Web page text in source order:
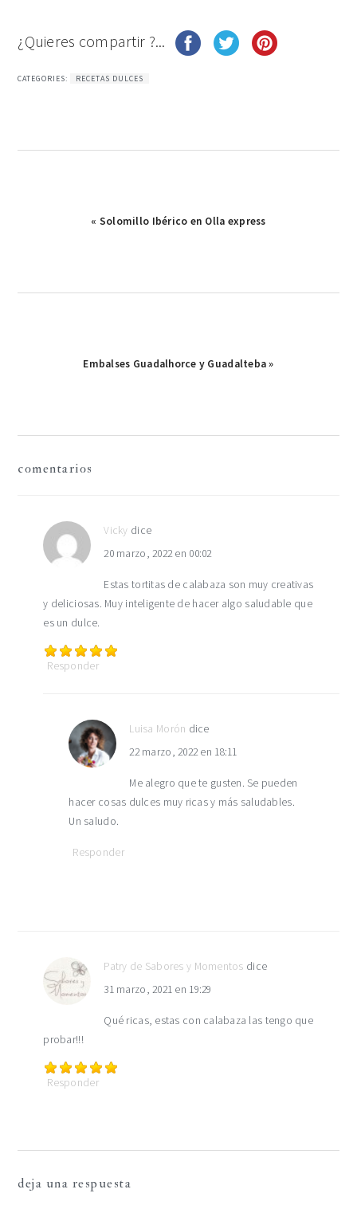
¿Quieres compartir ?...
CATEGORIES: RECETAS DULCES
Publicación
« Solomillo Ibérico en Olla express
Publicación
Embalses Guadalhorce y Guadalteba »
interacciones
los
lectores
comentarios
Vicky dice
20 marzo, 2022 en 00:02
Estas tortitas de calabaza son muy creativas
y deliciosas. Muy inteligente de hacer algo saludable que
es un dulce.
Responder
Luisa Morón dice
22 marzo, 2022 en 18:11
Me alegro que te gusten. Se pueden
hacer cosas dulces muy ricas y más saludables.
Un saludo.
Responder
Patry de Sabores y Momentos dice
31 marzo, 2021 en 19:29
Qué ricas, estas con calabaza las tengo que
probar!!!
Responder
deja una respuesta